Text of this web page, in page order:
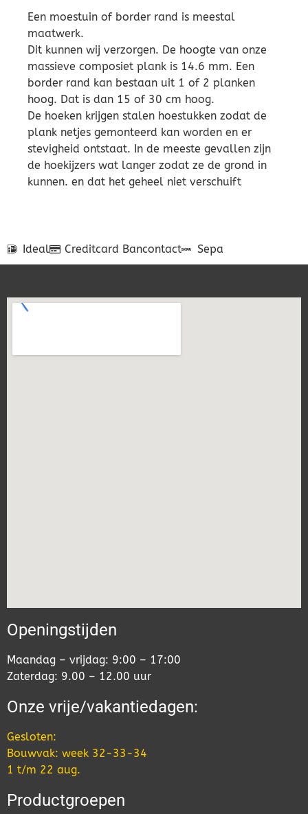
Een moestuin of border rand is meestal
maatwerk.
Dit kunnen wij verzorgen. De hoogte van onze
massieve composiet plank is 14.6 mm. Een
border rand kan bestaan uit 1 of 2 planken
hoog. Dat is dan 15 of 30 cm hoog.
De hoeken krijgen stalen hoestukken zodat de
plank netjes gemonteerd kan worden en er
stevigheid ontstaat. In de meeste gevallen zijn
de hoekijzers wat langer zodat ze de grond in
kunnen. en dat het geheel niet verschuift
Ideal Creditcard Bancontact Sepa
Openingstijden
Maandag – vrijdag: 9:00 – 17:00
Zaterdag: 9.00 – 12.00 uur
Onze vrije/vakantiedagen:
Gesloten:
Bouwvak: week 32-33-34
1 t/m 22 aug.
Productgroepen